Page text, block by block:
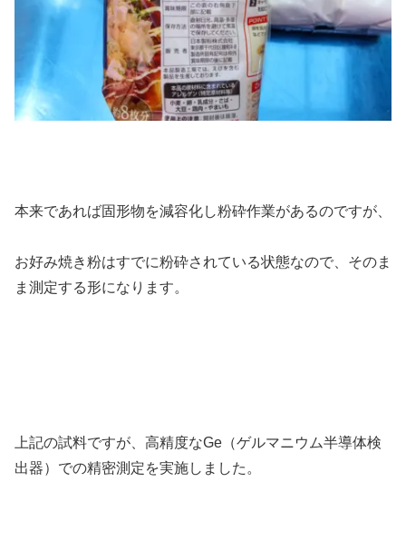
本来であれば固形物を減容化し粉砕作業があるのですが、
お好み焼き粉はすでに粉砕されている状態なので、そのま
ま測定する形になります。
上記の試料ですが、高精度なGe（ゲルマニウム半導体検
出器）での精密測定を実施しました。